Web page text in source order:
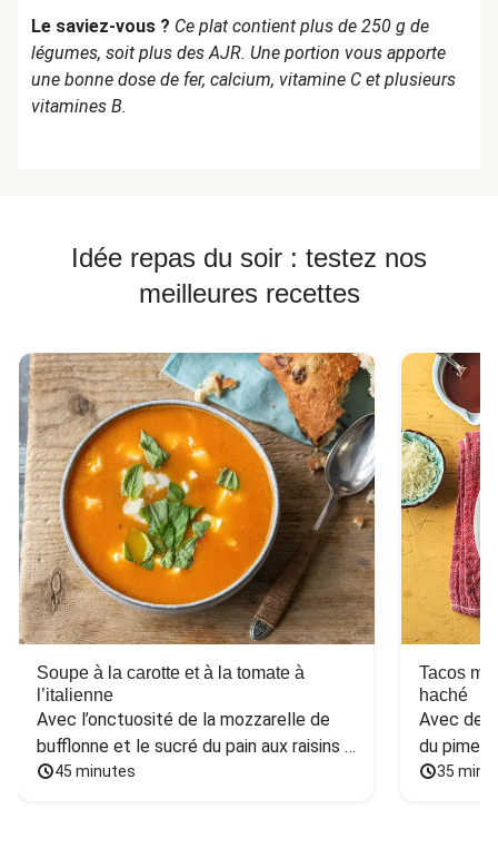
Le saviez-vous ? Ce plat contient plus de 250 g de
légumes, soit plus des AJR. Une portion vous apporte
une bonne dose de fer, calcium, vitamine C et plusieurs
vitamines B.
Idée repas du soir : testez nos
meilleures recettes
Soupe à la carotte et à la tomate à
l’italienne
Avec l’onctuosité de la mozzarelle de
bufflonne et le sucré du pain aux raisins
et aux noix
45 minutes
Tacos
haché
Avec des
du
35